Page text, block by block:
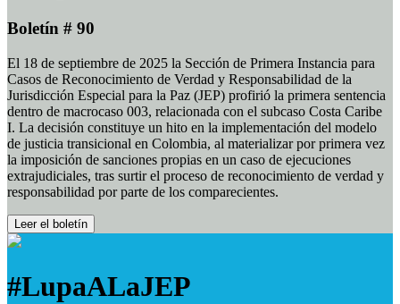
Boletín # 90
El 18 de septiembre de 2025 la Sección de Primera Instancia para
Casos de Reconocimiento de Verdad y Responsabilidad de la
Jurisdicción Especial para la Paz (JEP) profirió la primera sentencia
dentro de macrocaso 003, relacionada con el subcaso Costa Caribe
I. La decisión constituye un hito en la implementación del modelo
de justicia transicional en Colombia, al materializar por primera vez
la imposición de sanciones propias en un caso de ejecuciones
extrajudiciales, tras surtir el proceso de reconocimiento de verdad y
responsabilidad por parte de los comparecientes.
Leer el boletín
#LupaALaJEP